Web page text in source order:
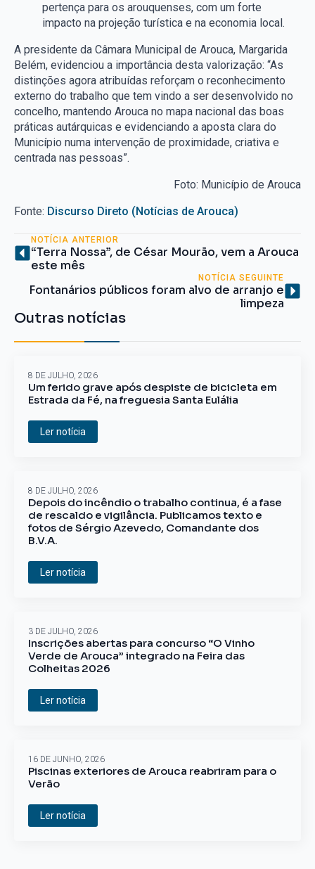
pertença para os arouquenses, com um forte
impacto na projeção turística e na economia local.
A presidente da Câmara Municipal de Arouca, Margarida
Belém, evidenciou a importância desta valorização: “As
distinções agora atribuídas reforçam o reconhecimento
externo do trabalho que tem vindo a ser desenvolvido no
concelho, mantendo Arouca no mapa nacional das boas
práticas autárquicas e evidenciando a aposta clara do
Município numa intervenção de proximidade, criativa e
centrada nas pessoas”.
Foto: Município de Arouca
Fonte: Discurso Direto (Notícias de Arouca)
NOTÍCIA ANTERIOR
“Terra Nossa”, de César Mourão, vem a Arouca
este mês
NOTÍCIA SEGUINTE
Fontanários públicos foram alvo de arranjo e
limpeza
Outras notícias
Um ferido grave após despiste de bicicleta em
Estrada da Fé, na freguesia Santa Eulália
8 DE JULHO, 2026
Ler notícia
Depois do incêndio o trabalho continua, é a fase
de rescaldo e vigilância. Publicamos texto e
fotos de Sérgio Azevedo, Comandante dos
B.V.A.
8 DE JULHO, 2026
Ler notícia
Inscrições abertas para concurso “O Vinho
Verde de Arouca” integrado na Feira das
Colheitas 2026
3 DE JULHO, 2026
Ler notícia
Piscinas exteriores de Arouca reabriram para o
Verão
16 DE JUNHO, 2026
Ler notícia